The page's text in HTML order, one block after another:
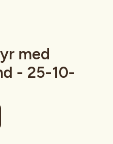
med
- 25-10-